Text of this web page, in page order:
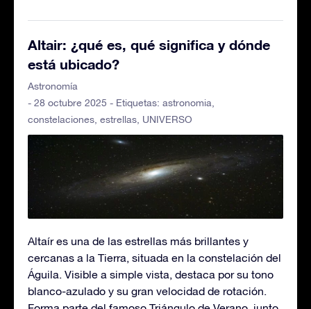
Altair: ¿qué es, qué significa y dónde
está ubicado?
Astronomía
- 28 octubre 2025 - Etiquetas: astronomia
constelaciones estrellas UNIVERSO
Altaír es una de las estrellas más brillantes y
cercanas a la Tierra, situada en la constelación del
Águila. Visible a simple vista, destaca por su tono
blanco-azulado y su gran velocidad de rotación.